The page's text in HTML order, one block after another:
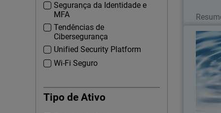
Segurança da Identidade e
MFA
Tendências de
Cibersegurança
Unified Security Platform
Wi-Fi Seguro
Tipo de Ativo
por